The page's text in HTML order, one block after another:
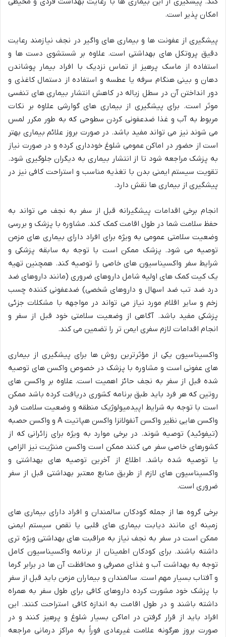
امکان پذیر است.
پیشگیری از عفونت ها و بیماری های واگیر در نجف نیازمند رعایت
دقیق پروتکل های بهداشتی است. علاوه بر شستشوی دست ها و
استفاده از ماسک پرهیز از تماس نزدیک با افراد بیمار پوشاندن
دهان و بینی هنگام سرفه یا عطسه و استفاده از دستمال کاغذی و
دور انداختن آن در سطل زباله در کاهش انتشار بیماری های تنفسی
موثر است. برای پیشگیری از بیماری های گوارشی علاوه بر نکات
مربوط به آب و غذا ضدعفونی کردن سطوحی که به طور مکرر لمس
می شوند نیز می تواند مفید باشد. در صورت بروز علائم بیماری بهتر
است از حضور در اماکن عمومی شلوغ خودداری کرده و در صورت نیاز
به پزشک مراجعه شود تا از انتشار بیماری به دیگران جلوگیری شود.
تقویت سیستم ایمنی بدن با تغذیه مناسب و استراحت کافی نیز در
پیشگیری از بیماری ها نقش دارد.
انجام برخی اقدامات پیشگیرانه قبل از سفر به نجف می تواند به
حفظ سلامت شما در طول اقامت کمک کند. مشاوره با پزشک و بررسی
وضعیت سلامتی عمومی به ویژه برای افراد دارای بیماری های مزمن
توصیه می شود. پزشک ممکن است با توجه به سابقه پزشکی و
شرایط سفر واکسیناسیون های خاصی را توصیه کند. همچنین تهیه
یک کیت کمک های اولیه شامل داروهای ضروری (مانند داروهای ضد
درد ضد تب ضد اسهال و داروهای شخصی) ضدعفونی کننده چسب
زخم و سایر اقلام مورد نیاز می تواند در مواجهه با مشکلات جزئی
پزشکی مفید باشد. آگاهی از وضعیت سلامتی خود قبل از سفر و
انجام اقدامات لازم سفری ایمن تر را تضمین می کند.
واکسیناسیون یکی از مؤثرترین روش ها برای پیشگیری از بیماری
های عفونی است و مشاوره با پزشک در خصوص واکسن های توصیه
شده قبل از سفر به نجف حائز اهمیت است. علاوه بر واکسن های
روتین که هر فرد باید طبق برنامه کشوری دریافت کرده باشد ممکن
است با توجه به شرایط اپیدمیولوژیک منطقه و وضعیت سلامت فرد
واکسن هایی نظیر واکسن آنفولانزا واکسن هپاتیت A و واکسن حصبه
(تیفوئید) توصیه شوند. در برخی موارد به ویژه برای زائرانی که از
کشورهای خاصی سفر می کنند ممکن است واکسن مننژیت نیز الزامی
یا توصیه شده باشد. اطلاع از آخرین توصیه های بهداشتی و
واکسیناسیون های لازم از طریق منابع معتبر بهداشتی قبل از سفر
ضروری است.
برخی گروه ها از جمله کودکان سالمندان و افراد دارای بیماری های
زمینه ای مانند دیابت بیماری های قلبی یا نقص سیستم ایمنی
ممکن است در سفر به نجف نیاز به مراقبت های بهداشتی ویژه تری
داشته باشند. برای کودکان اطمینان از برنامه واکسیناسیون کامل
توجه به بهداشت آب و غذای مصرفی و محافظت آن ها در برابر گرما
و آفتاب بسیار مهم است. سالمندان و بیماران مزمن باید قبل از سفر
با پزشک خود مشورت کرده داروهای کافی برای طول سفر به همراه
داشته باشند و در طول اقامت به اندازه کافی استراحت کنند. این
افراد باید از قرار گرفتن در اماکن بسیار شلوغ و پرهیز کنند و در
صورت بروز هرگونه علامت غیرعادی فوراً به مراکز درمانی مراجعه